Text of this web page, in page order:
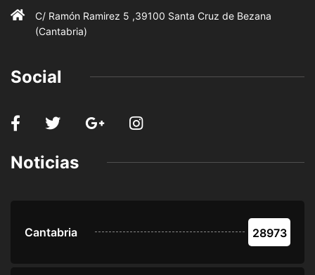
C/ Ramón Ramirez 5 ,39100 Santa Cruz de Bezana
(Cantabria)
Social
Noticias
Cantabria 28973